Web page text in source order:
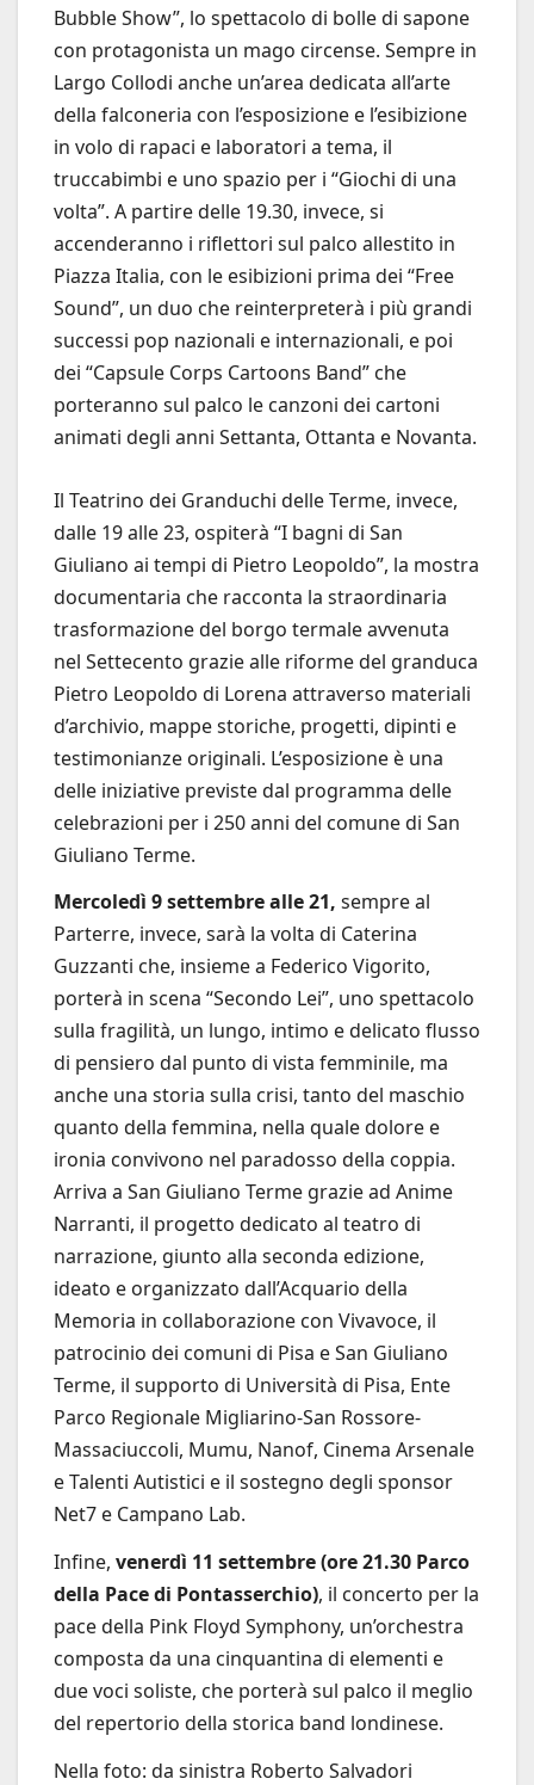
Bubble Show”, lo spettacolo di bolle di sapone
con protagonista un mago circense. Sempre in
Largo Collodi anche un’area dedicata all’arte
della falconeria con l’esposizione e l’esibizione
in volo di rapaci e laboratori a tema, il
truccabimbi e uno spazio per i “Giochi di una
volta”. A partire delle 19.30, invece, si
accenderanno i riflettori sul palco allestito in
Piazza Italia, con le esibizioni prima dei “Free
Sound”, un duo che reinterpreterà i più grandi
successi pop nazionali e internazionali, e poi
dei “Capsule Corps Cartoons Band” che
porteranno sul palco le canzoni dei cartoni
animati degli anni Settanta, Ottanta e Novanta.
Il Teatrino dei Granduchi delle Terme, invece,
dalle 19 alle 23, ospiterà “I bagni di San
Giuliano ai tempi di Pietro Leopoldo”, la mostra
documentaria che racconta la straordinaria
trasformazione del borgo termale avvenuta
nel Settecento grazie alle riforme del granduca
Pietro Leopoldo di Lorena attraverso materiali
d’archivio, mappe storiche, progetti, dipinti e
testimonianze originali. L’esposizione è una
delle iniziative previste dal programma delle
celebrazioni per i 250 anni del comune di San
Giuliano Terme.
Mercoledì 9 settembre alle 21, sempre al
Parterre, invece, sarà la volta di Caterina
Guzzanti che, insieme a Federico Vigorito,
porterà in scena “Secondo Lei”, uno spettacolo
sulla fragilità, un lungo, intimo e delicato flusso
di pensiero dal punto di vista femminile, ma
anche una storia sulla crisi, tanto del maschio
quanto della femmina, nella quale dolore e
ironia convivono nel paradosso della coppia.
Arriva a San Giuliano Terme grazie ad Anime
Narranti, il progetto dedicato al teatro di
narrazione, giunto alla seconda edizione,
ideato e organizzato dall’Acquario della
Memoria in collaborazione con Vivavoce, il
patrocinio dei comuni di Pisa e San Giuliano
Terme, il supporto di Università di Pisa, Ente
Parco Regionale Migliarino-San Rossore-
Massaciuccoli, Mumu, Nanof, Cinema Arsenale
e Talenti Autistici e il sostegno degli sponsor
Net7 e Campano Lab.
Infine, venerdì 11 settembre (ore 21.30 Parco
della Pace di Pontasserchio), il concerto per la
pace della Pink Floyd Symphony, un’orchestra
composta da una cinquantina di elementi e
due voci soliste, che porterà sul palco il meglio
del repertorio della storica band londinese.
Nella foto: da sinistra Roberto Salvadori